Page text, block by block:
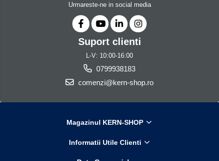
Urmareste-ne in social media
Suport clienti
L-V: 10:00-16:00
0799938183
comenzi@kern-shop.ro
Magazinul KERN-SHOP
Informatii Utile Clienti